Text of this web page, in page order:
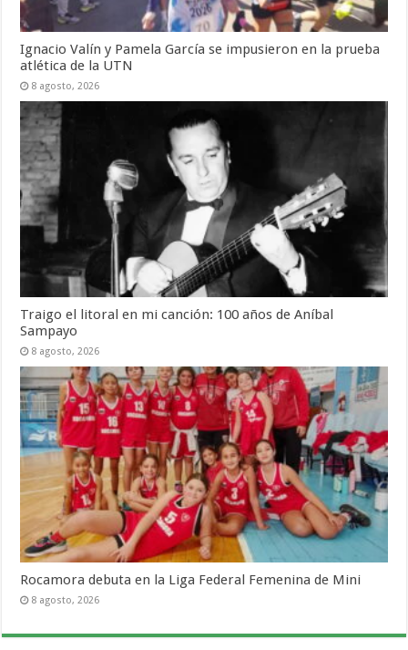
Ignacio Valín y Pamela García se impusieron en la prueba
atlética de la UTN
8 agosto, 2026
Traigo el litoral en mi canción: 100 años de Aníbal
Sampayo
8 agosto, 2026
Rocamora debuta en la Liga Federal Femenina de Mini
8 agosto, 2026